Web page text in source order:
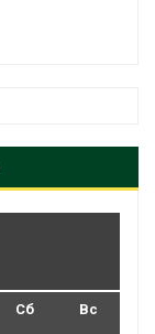
Сб Вс